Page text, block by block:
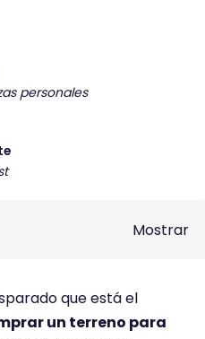
personales
Mostrar
que está el
un terreno para